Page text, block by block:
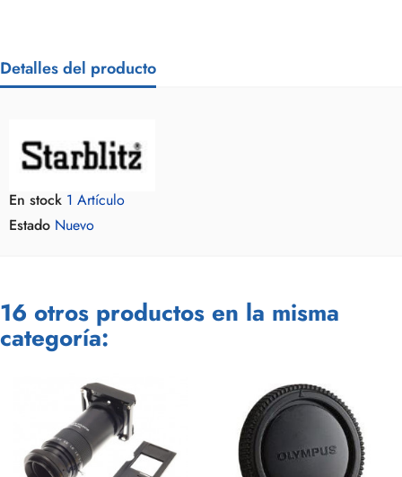
Detalles del producto
En stock 1 Artículo
Estado Nuevo
16 otros productos en la misma
categoría: